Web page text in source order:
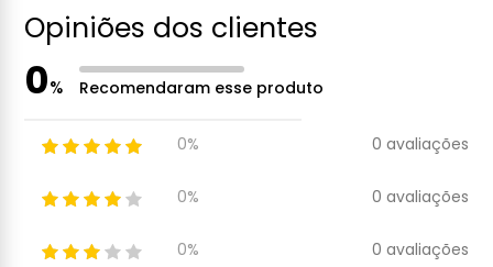
Opiniões dos clientes
0% Recomendaram esse produto
0% 0 avaliações
0% 0 avaliações
0% 0 avaliações